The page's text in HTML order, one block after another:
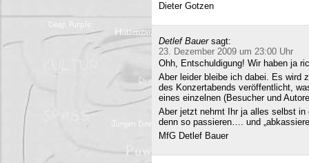
Dieter Gotzen
Detlef Bauer sagt:
23. Dezember 2009 um 23:00 Uhr
Ohh, Entschuldigung! Wir haben ja
Aber leider bleibe ich dabei. Es wird
des Konzertabends veröffentlicht,
eines einzelnen (Besucher und
Aber jetzt nehmt Ihr ja alles selbst
denn so passieren…. und
MfG Detlef Bauer